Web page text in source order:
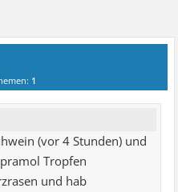
1
(vor 4 Stunden) und
Tropfen
und hab